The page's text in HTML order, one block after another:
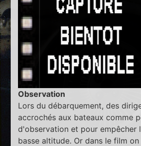
Observation
Lors du débarquement, des
accrochés aux bateaux comme
d'observation et pour empêcher
basse altitude. Or dans le film